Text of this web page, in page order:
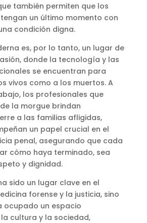
también permiten que los
un último momento con
condición digna​​.
es, por lo tanto, un lugar de
donde la tecnología y las
se encuentran para
vivos como a los muertos. A
los profesionales que
la morgue brindan
a las familias afligidas,
un papel crucial en el
penal, asegurando que cada
cómo haya terminado, sea
y dignidad.
sido un lugar clave en el
forense y la justicia, sino
ocupado un espacio
cultura y la sociedad,